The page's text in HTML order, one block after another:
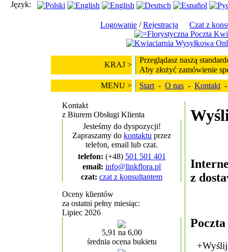
Język:
Logowanie /Rejestracja Czat z
KRAJ >
Przeglądasz naszą
Aby złożyć zamówienie
MENU >
Start - O nas - Kontakt
Kontakt
z Biurem Obsługi Klienta
Jesteśmy do dyspozycji!
Zapraszamy do kontaktu przez
telefon, email lub czat.
telefon: (+48) 501 501 401
email: info@linkflora.pl
czat: czat z konsultantem
Oceny klientów
za ostatni pełny miesiąc:
Lipiec 2026
5,91 na 6,00
średnia ocena bukietu
z